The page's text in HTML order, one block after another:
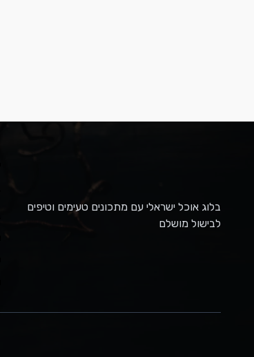
בלוג אוכל ישראלי עם מתכונים טעימים וטיפים
לבישול מושלם